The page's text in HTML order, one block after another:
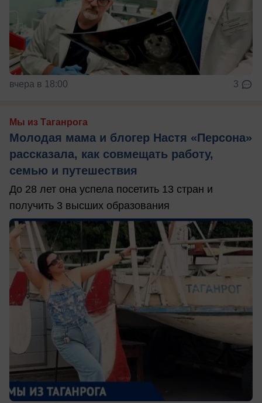
вчера в 18:00 3
Мы из Таганрога
Молодая мама и блогер Настя «Персона»
рассказала, как совмещать работу,
семью и путешествия
До 28 лет она успела посетить 13 стран и
получить 3 высших образования